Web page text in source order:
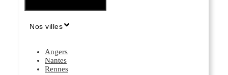
Nos villes
Angers
Nantes
Rennes